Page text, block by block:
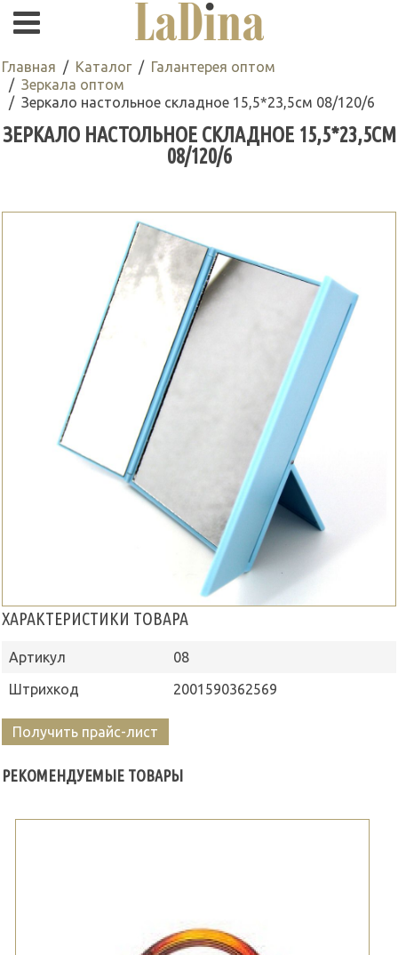
Главная Каталог
Галантерея оптом
Зеркала оптом
Зеркало настольное складное 15,5*23,5см 08/120/6
ЗЕРКАЛО НАСТОЛЬНОЕ СКЛАДНОЕ 15,5*23,5СМ
08/120/6
ХАРАКТЕРИСТИКИ ТОВАРА
Артикул
08
Штрихкод
2001590362569
Получить прайс-лист
РЕКОМЕНДУЕМЫЕ ТОВАРЫ